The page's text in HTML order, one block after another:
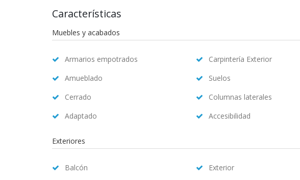
Características
Muebles y acabados
Armarios empotrados Carpintería Exterior
Amueblado
Suelos
Cerrado
Columnas laterales
Adaptado
Accesibilidad
Exteriores
Balcón Exterior